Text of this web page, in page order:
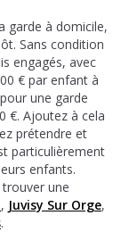
garde à domicile,
Sans condition
engagés, avec
€ par enfant à
une garde
€. Ajoutez à cela
prétendre et
particulièrement
enfants.
une
, Juvisy Sur Orge,
.